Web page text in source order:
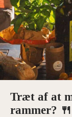
Træt af at
rammer? 🍴